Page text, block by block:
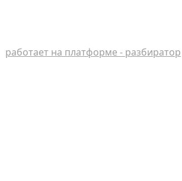
работает на платформе - разбиратор